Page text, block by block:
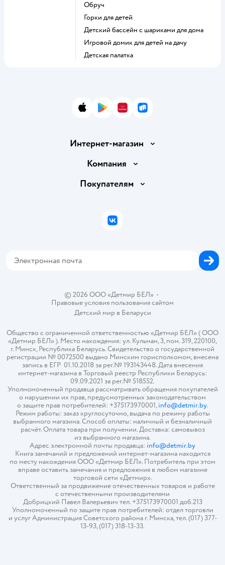
Обруч
Горки для детей
Детский бассейн с шариками для дома
Игровой домик для детей на дачу
Детская палатка
App StoreGoogle Play
AppGallery
RuStore
Интернет-магазин
Доставка и оплата
Правила продажи
Политика использования файлов cookie
Компания
Вакансии
Покупателям
Бонусные карты
© 2026 ООО «Детмир БЕЛ»•
Правовые условия пользования сайтом
Детский мир в Беларуси
Общество с ограниченной ответственностью «Детмир БЕЛ» ( ООО
«Детмир БЕЛ» ). Место нахождения: ул. Кульман, 3, пом. 319, 220100,
г. Минск, Республика Беларусь. Свидетельство о государственной
регистрации № 0072500 выдано Минским горисполкомом, внесена
запись в ЕГР 01.10.2018 за рег.№ 193143448. Дата внесения
интернет-магазина в Торговый реестр Республики Беларусь:
09.09.2021 за рег.№ 518552.
Уполномоченный продавца рассматривать обращения покупателей
о нарушении их прав, предусмотренных законодательством
о защите прав потребителей: +375173970001,info@detmir.by.
Режим работы: заказ круглосуточно, выдача по режиму работы
выбранного магазина. Способ оплаты: наличный и безналичный
расчёт. Оплата товара при получении. Доставка: самовывоз
из выбранного магазина.
Адрес электронной почты продавца: info@detmir.by
Книга замечаний и предложений интернет-магазина находится
по месту нахождения ООО «Детмир БЕЛ». Потребитель при этом
вправе оставить замечания и предложения в любом магазине
торговой сети «Детмир».
Ответственный за продвижение отечественных товаров и работе
с отечественными производителями
Добрицкий Павел Валерьевич тел. +375173970001 доб.213
Уполномоченный по защите прав потребителей: отдел торговли
и услуг Администрация Советского района г. Минска, тел. (017) 377-
13-93, (017) 318-13-33.
ВКонтакте